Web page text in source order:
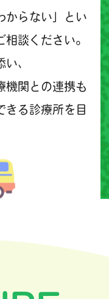
からない」とい
談ください。
、
機関との連携も
きる診療所を目